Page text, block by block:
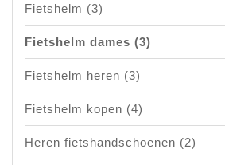
Fietshelm (3)
Fietshelm dames (3)
Fietshelm heren (3)
Fietshelm kopen (4)
Heren fietshandschoenen (2)